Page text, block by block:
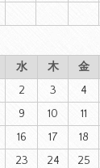
水 木 金
2 3 4
9 10 11
16 17 18
23 24 25